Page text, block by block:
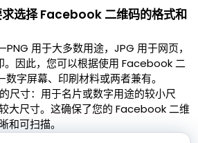
求选择 Facebook 二维码的格式和
用于大多数用途，JPG 用于网页，
。因此，您可以根据使用 Facebook 二
字屏幕、印刷材料或两者兼有。
尺寸：用于名片或数字用途的较小尺
大尺寸。这确保了您的 Facebook 二维
和可扫描。